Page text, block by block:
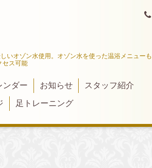
いオゾン水使用。オゾン水を使った温浴メニューも
セス可能
ンダー お知らせ
スタッフ紹介
足トレーニング